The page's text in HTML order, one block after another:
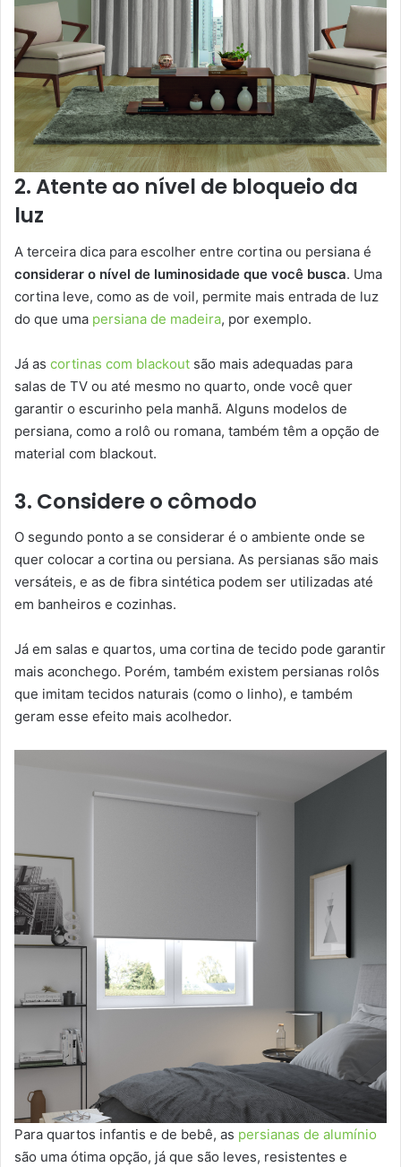
2. Atente ao nível de bloqueio da
luz
A terceira dica para escolher entre cortina ou persiana é
considerar o nível de luminosidade que você busca. Uma
cortina leve, como as de voil, permite mais entrada de luz
do que uma persiana de madeira, por exemplo.
Já as cortinas com blackout são mais adequadas para
salas de TV ou até mesmo no quarto, onde você quer
garantir o escurinho pela manhã. Alguns modelos de
persiana, como a rolô ou romana, também têm a opção de
material com blackout.
3. Considere o cômodo
O segundo ponto a se considerar é o ambiente onde se
quer colocar a cortina ou persiana. As persianas são mais
versáteis, e as de fibra sintética podem ser utilizadas até
em banheiros e cozinhas.
Já em salas e quartos, uma cortina de tecido pode garantir
mais aconchego. Porém, também existem persianas rolôs
que imitam tecidos naturais (como o linho), e também
geram esse efeito mais acolhedor.
Para quartos infantis e de bebê, as persianas de alumínio
são uma ótima opção, já que são leves, resistentes e